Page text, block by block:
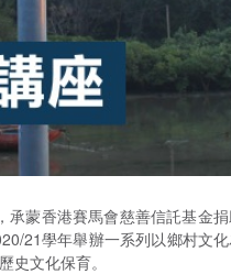
蒙香港賽馬會慈善信託基金
21學年舉辦一系列以鄉村文
文化保育。